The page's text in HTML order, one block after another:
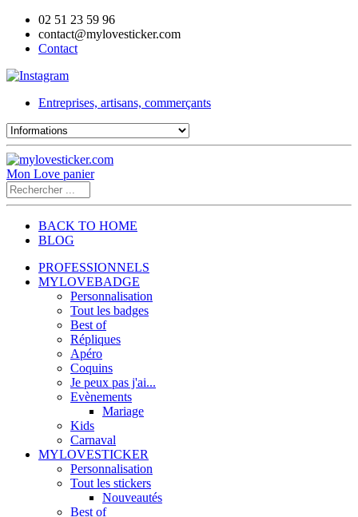
02 51 23 59 96
contact@mylovesticker.com
Contact
Entreprises, artisans, commerçants
Mon Love panier
BACK TO HOME
BLOG
PROFESSIONNELS
MYLOVEBADGE
Personnalisation
Tout les badges
Best of
Répliques
Apéro
Coquins
Je peux pas j'ai...
Evènements
Mariage
Kids
Carnaval
MYLOVESTICKER
Personnalisation
Tout les stickers
Nouveautés
Best of